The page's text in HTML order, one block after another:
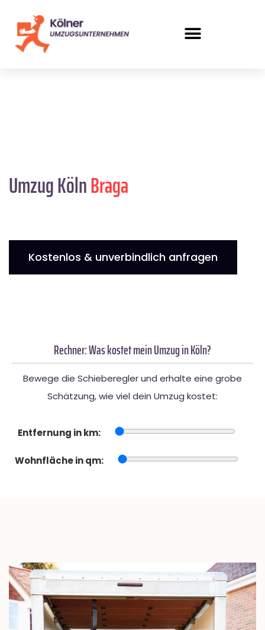
Umzug KölnBraga
Kostenlos & unverbindlich anfragen
Rechner: Was kostet mein Umzug in Köln?
Bewege die Schieberegler und erhalte eine grobe
Schätzung, wie viel dein Umzug kostet:
Entfernung in km:
Wohnfläche in qm: